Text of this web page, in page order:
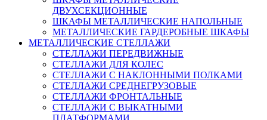
ДВУХСЕКЦИОННЫЕ
ШКАФЫ МЕТАЛЛИЧЕСКИЕ НАПОЛЬНЫЕ
МЕТАЛЛИЧЕСКИЕ ГАРДЕРОБНЫЕ ШКАФЫ
МЕТАЛЛИЧЕСКИЕ СТЕЛЛАЖИ
СТЕЛЛАЖИ ПЕРЕДВИЖНЫЕ
СТЕЛЛАЖИ ДЛЯ КОЛЕС
СТЕЛЛАЖИ С НАКЛОННЫМИ ПОЛКАМИ
СТЕЛЛАЖИ СРЕДНЕГРУЗОВЫЕ
СТЕЛЛАЖИ ФРОНТАЛЬНЫЕ
СТЕЛЛАЖИ С ВЫКАТНЫМИ
ПЛАТФОРМАМИ